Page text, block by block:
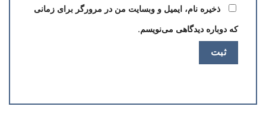
ذخیره نام، ایمیل و وبسایت من در مرورگر برای زمانی
که دوباره دیدگاهی می‌نویسم.